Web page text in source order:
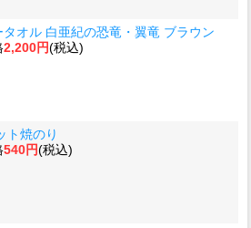
タオル 白亜紀の恐竜・翼竜 ブラウン
2,200円(税込)
ト焼のり
540円(税込)